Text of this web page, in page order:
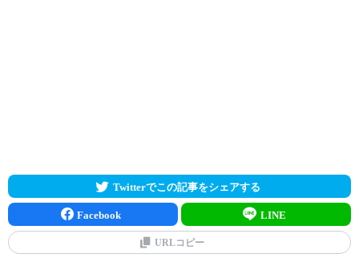
Twitterでこの記事をシェアする
Facebook LINE
URLコピー